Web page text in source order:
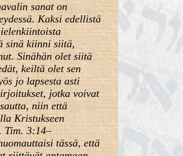
sanat on
Kaksi edellistä
sinä kiinni siitä,
Sinähän olet siitä
keiltä olet sen
jo lapsesta asti
jotka voivat
niin että
Kristukseen
Tim. 3:14–
tässä, että